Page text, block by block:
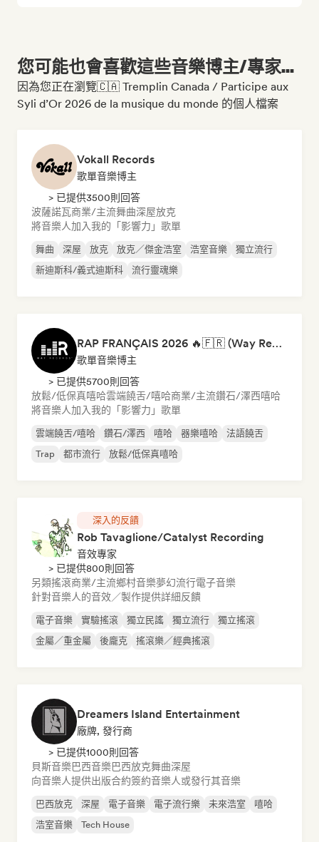
您可能也會喜歡這些音樂博主/專家...
因為您正在瀏覽🇨🇦 Tremplin Canada / Participe aux
Syli d’Or 2026 de la musique du monde 的個人檔案
Vokall Records
歌單音樂博主
> 已提供3500則回答
波薩諾瓦商業/主流舞曲深屋放克
將音樂人加入我的「影響力」歌單
舞曲 深屋 放克 放克／傑金浩室 浩室音樂
獨立流行
新迪斯科/義式迪斯科
流行靈魂樂
RAP FRANÇAIS 2026 🔥🇫🇷 (Way Records)
歌單音樂博主
> 已提供5700則回答
放鬆/低保真嘻哈雲端饒舌/嘻哈商業/主流鑽石/澤西嘻哈
將音樂人加入我的「影響力」歌單
雲端饒舌/嘻哈 鑽石/澤西 嘻哈 器樂嘻哈
法語饒舌
Trap
都市流行 放鬆/低保真嘻哈
深入的反饋
Rob Tavaglione/Catalyst Recording
音效專家
> 已提供800則回答
另類搖滾商業/主流鄉村音樂夢幻流行電子音樂
針對音樂人的音效／製作提供詳細反饋
電子音樂 實驗搖滾 獨立民謠 獨立流行
獨立搖滾
金屬／重金屬
後龐克 搖滾樂／經典搖滾
Dreamers Island Entertainment
廠牌, 發行商
> 已提供1000則回答
貝斯音樂巴西音樂巴西放克舞曲深屋
向音樂人提供出版合約簽約音樂人或發行其音樂
巴西放克 深屋 電子音樂 電子流行樂 未來浩室
嘻哈
浩室音樂
Tech House